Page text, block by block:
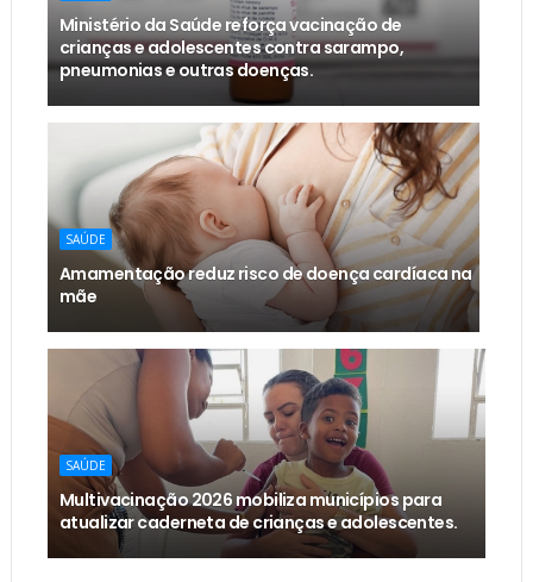
Ministério da Saúde reforça vacinação de
crianças e adolescentes contra sarampo,
pneumonias e outras doenças.
SAÚDE
Amamentação reduz risco de doença cardíaca na
mãe
SAÚDE
Multivacinação 2026 mobiliza municípios para
atualizar caderneta de crianças e adolescentes.